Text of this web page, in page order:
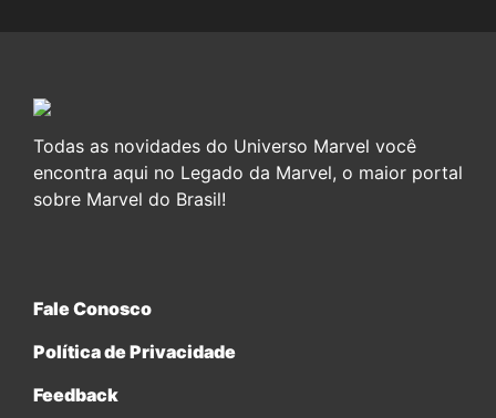
Todas as novidades do Universo Marvel você
encontra aqui no Legado da Marvel, o maior portal
sobre Marvel do Brasil!
Fale Conosco
Política de Privacidade
Feedback